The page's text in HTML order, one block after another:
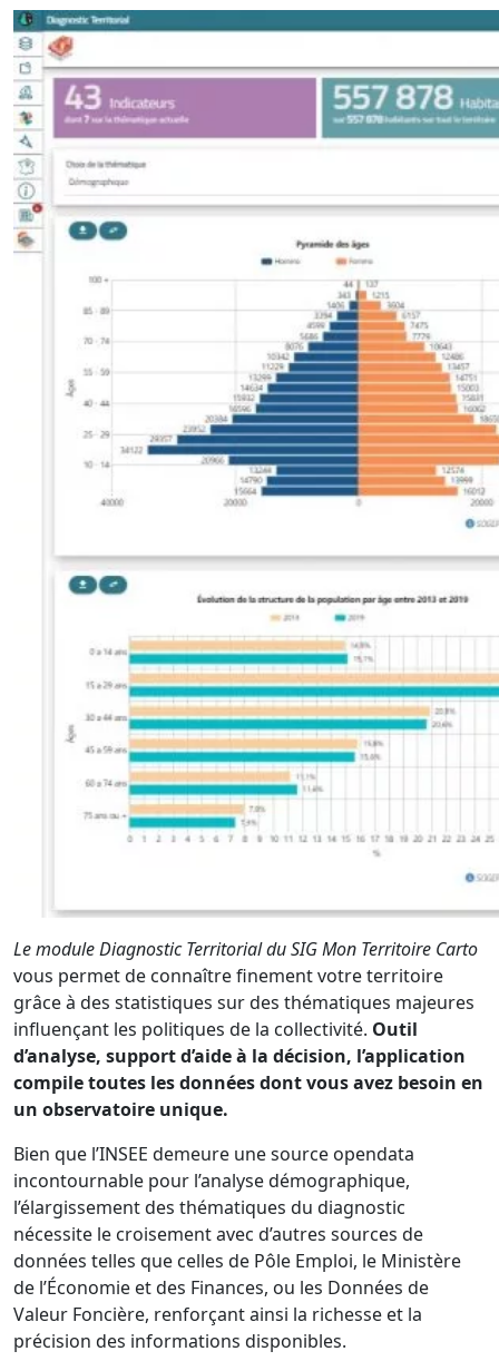
Le module Diagnostic Territorial du SIG Mon Territoire Carto
vous permet de connaître finement votre territoire
grâce à des statistiques sur des thématiques majeures
influençant les politiques de la collectivité. Outil
d’analyse, support d’aide à la décision, l’application
compile toutes les données dont vous avez besoin en
un observatoire unique.
Bien que l’INSEE demeure une source opendata
incontournable pour l’analyse démographique,
l’élargissement des thématiques du diagnostic
nécessite le croisement avec d’autres sources de
données telles que celles de Pôle Emploi, le Ministère
de l’Économie et des Finances, ou les Données de
Valeur Foncière, renforçant ainsi la richesse et la
précision des informations disponibles.